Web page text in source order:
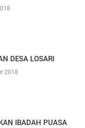
DESA LOSARI
2018
IBADAH PUASA